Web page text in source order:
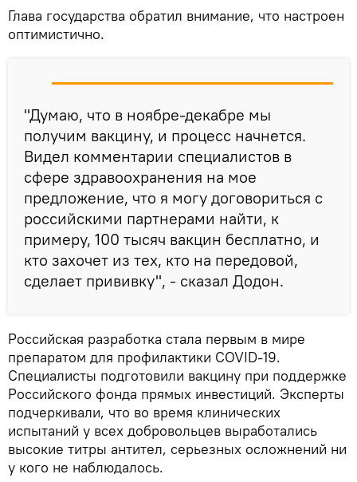
Глава государства обратил внимание, что настроен
оптимистично.
"Думаю, что в ноябре-декабре мы
получим вакцину, и процесс начнется.
Видел комментарии специалистов в
сфере здравоохранения на мое
предложение, что я могу договориться с
российскими партнерами найти, к
примеру, 100 тысяч вакцин бесплатно, и
кто захочет из тех, кто на передовой,
сделает прививку", - сказал Додон.
Российская разработка стала первым в мире
препаратом для профилактики COVID-19.
Специалисты подготовили вакцину при поддержке
Российского фонда прямых инвестиций. Эксперты
подчеркивали, что во время клинических
испытаний у всех добровольцев выработались
высокие титры антител, серьезных осложнений ни
у кого не наблюдалось.